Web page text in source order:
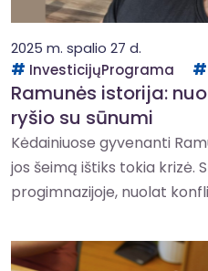
2025 m. spalio 27 d.
InvesticijųPrograma
Ramunės istorija:
ryšio su sūnumi
Kėdainiuose gyvenanti
jos šeimą ištiks tokia krizė.
progimnazijoje, nuolat